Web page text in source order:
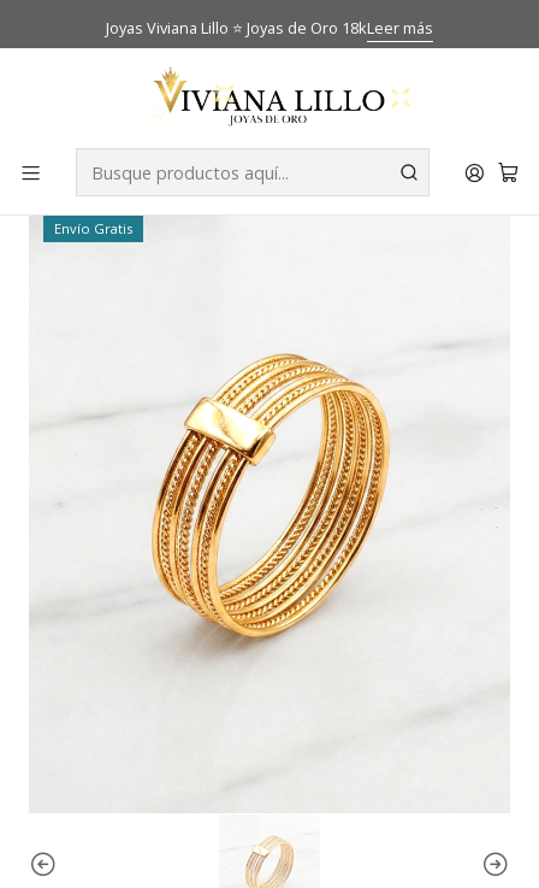
Joyas Viviana Lillo ⭐ Joyas de Oro 18kLeer más
Catálogo Anillos
-38% OFF
Envío Gratis